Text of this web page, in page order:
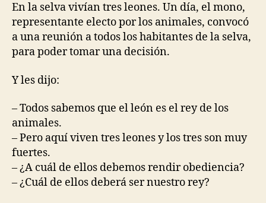
En la selva vivían tres leones. Un día, el mono,
representante electo por los animales, convocó
a una reunión a todos los habitantes de la selva,
para poder tomar una decisión.
Y les dijo:
– Todos sabemos que el león es el rey de los
animales.
– Pero aquí viven tres leones y los tres son muy
fuertes.
– ¿A cuál de ellos debemos rendir obediencia?
– ¿Cuál de ellos deberá ser nuestro rey?